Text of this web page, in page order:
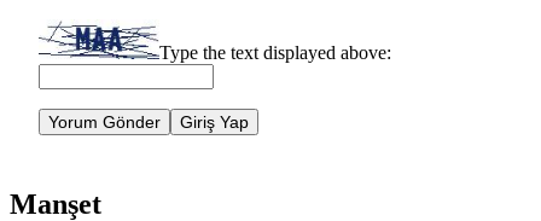
Type the text displayed above:
Yorum Gönder Giriş Yap
Manşet